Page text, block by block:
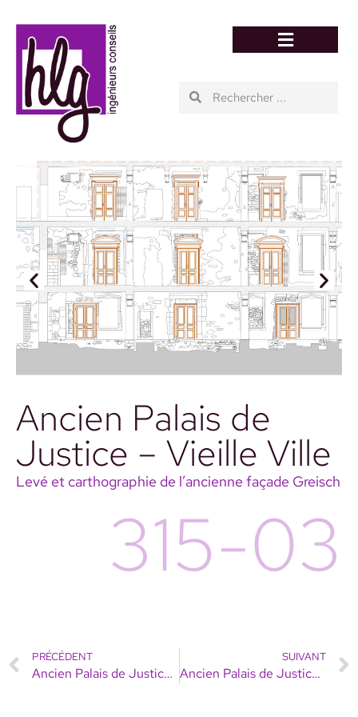
Ancien Palais de
Justice – Vieille Ville
Levé et carthographie de l’ancienne façade Greisch
315-03
PRÉCÉDENT
Ancien Palais de Justice – Vieille Ville
SUIVANT
Ancien Palais de Justice – Vieille Ville